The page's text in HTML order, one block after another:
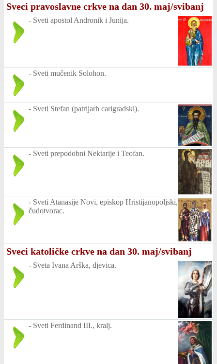
Sveci pravoslavne crkve na dan 30. maj/svibanj
- Sveti apostol Andronik i Junija.
- Sveti mučenik Solohon.
- Sveti Stefan (patrijarh carigradski).
- Sveti prepodobni Nektarije i Teofan.
- Sveti Atanasije Novi, episkop Hristijanopoljski,
čudotvorac.
Sveci katoličke crkve na dan 30. maj/svibanj
- Sveta Ivana Arška, djevica.
- Sveti Ferdinand III., kralj.